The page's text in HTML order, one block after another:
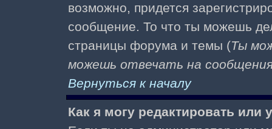
возможно, придется
сообщение. То что ты можешь
страницы форума и темы (Ты
можешь отвечать на
Вернуться к началу
Как я могу редактировать или